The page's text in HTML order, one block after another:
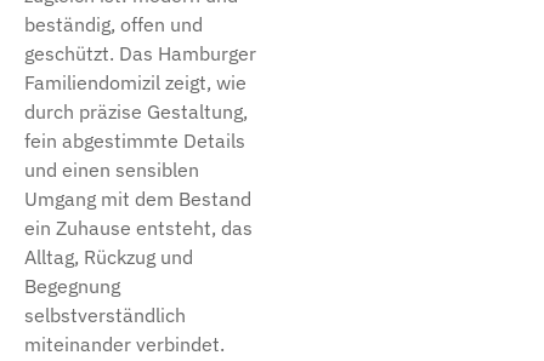
beständig, offen und
geschützt. Das Hamburger
Familiendomizil zeigt, wie
durch präzise Gestaltung,
fein abgestimmte Details
und einen sensiblen
Umgang mit dem Bestand
ein Zuhause entsteht, das
Alltag, Rückzug und
Begegnung
selbstverständlich
miteinander verbindet.